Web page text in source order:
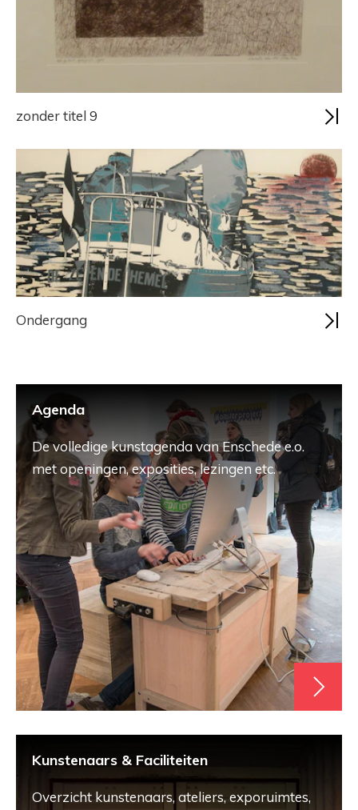
zonder titel 9
Ondergang
Agenda
De volledige kunstagenda van Enschede e.o.
met openingen, exposities, lezingen etc.
Kunstenaars & Faciliteiten
Overzicht kunstenaars, ateliers, exporuimtes,